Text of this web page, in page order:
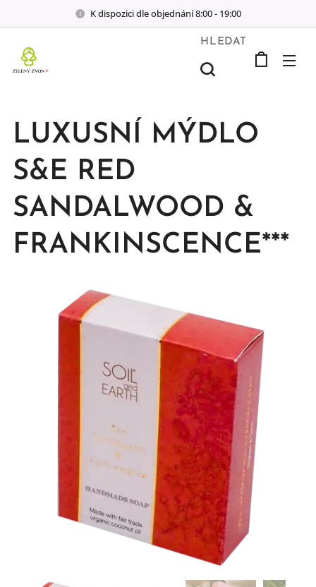
K dispozici dle objednání 8:00 - 19:00
HLEDAT
LUXUSNÍ MÝDLO
S&E RED
SANDALWOOD &
FRANKINSCENCE***